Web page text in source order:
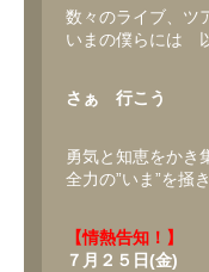
数々のライブ、ツ
いまの僕らには
さぁ 行こう
勇気と知恵をかき
全力の”いま”を掻
【情熱告知！】
７月２５日(金)